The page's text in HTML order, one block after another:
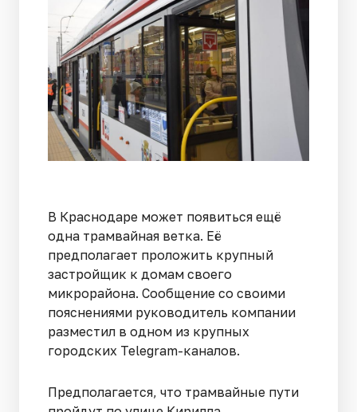
В Краснодаре может появиться ещё
одна трамвайная ветка. Её
предполагает проложить крупный
застройщик к домам своего
микрорайона. Сообщение со своими
пояснениями руководитель компании
разместил в одном из крупных
городских Telegram-каналов.
Предполагается, что трамвайные пути